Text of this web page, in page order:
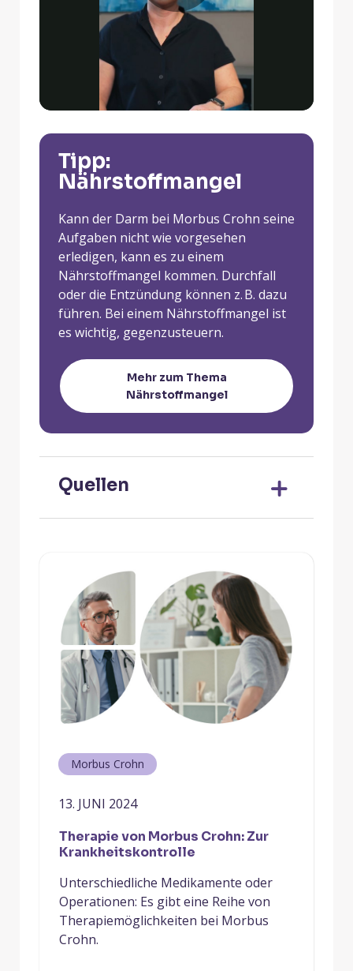
Play
Video
Tipp:
Nährstoffmangel
Kann der Darm bei Morbus Crohn seine
Aufgaben nicht wie vorgesehen
erledigen, kann es zu einem
Nährstoffmangel kommen. Durchfall
oder die Entzündung können z. B. dazu
führen. Bei einem Nährstoffmangel ist
es wichtig, gegenzusteuern.
Mehr zum Thema
Nährstoffmangel
Quellen
Morbus Crohn
13. JUNI 2024
Therapie von Morbus Crohn: Zur
Krankheitskontrolle
Unterschiedliche Medikamente oder
Operationen: Es gibt eine Reihe von
Therapiemöglichkeiten bei Morbus
Crohn.